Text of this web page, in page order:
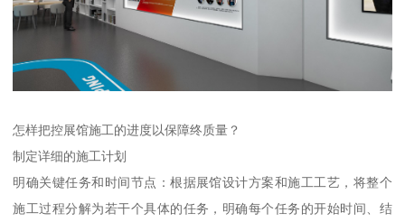
怎样把控展馆施工的进度以保障终质量？
制定详细的施工计划
明确关键任务和时间节点：根据展馆设计方案和施工工艺，将整个
施工过程分解为若干个具体的任务，明确每个任务的开始时间、结